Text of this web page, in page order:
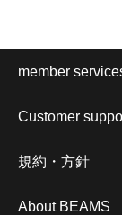
member
Customer
規約・方針
About BEAMS